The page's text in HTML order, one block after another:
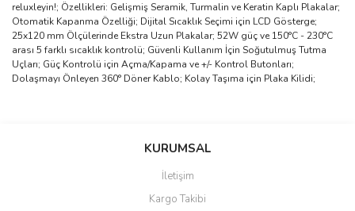
reluxleyin!; Özellikleri: Gelişmiş Seramik, Turmalin ve Keratin Kaplı Plakalar;
Otomatik Kapanma Özelliği; Dijital Sıcaklık Seçimi için LCD Gösterge;
25x120 mm Ölçülerinde Ekstra Uzun Plakalar; 52W güç ve 150°C - 230°C
arası 5 farklı sıcaklık kontrolü; Güvenli Kullanım İçin Soğutulmuş Tutma
Uçları; Güç Kontrolü için Açma/Kapama ve +/- Kontrol Butonları;
Dolaşmayı Önleyen 360° Döner Kablo; Kolay Taşıma için Plaka Kilidi;
Bu ürüne ilk yorumu siz yapın!
Ürün resmi kalitesiz, bozuk veya görüntülenemiyor.
KURUMSAL
İletişim
Kargo Takibi